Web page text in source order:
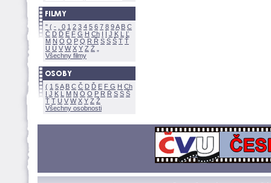
" ( - 0 1 2 3 4 5 6 7 8 9A B C
Č D Ď E F G H Ch I Í J K L
Ľ
M N O Ó P Q R Ř S Ś T Ť
U Ú V W X Y Z
Všechny filmy
( 1 5A B C Č D Ď E F G H Ch
I J K L M N Ó O P R Ř S Ś
Ť T U V W X Y Z
Všechny osobnosti